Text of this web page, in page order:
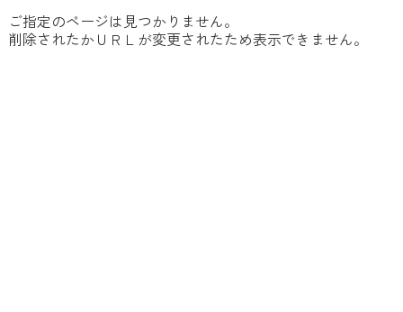
ご指定のページは見つかりません。
削除されたかＵＲＬが変更されたため表示できません。